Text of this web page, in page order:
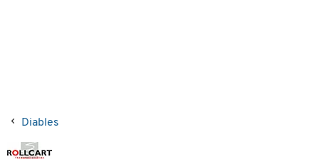
Diables